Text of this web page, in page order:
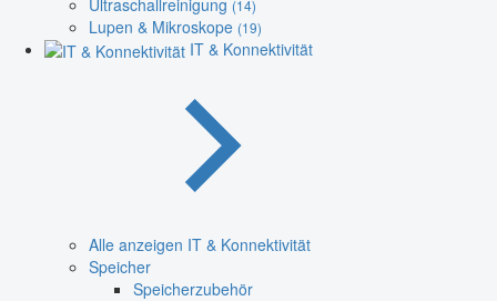
(14)
Lupen & Mikroskope (19)
IT & Konnektivität
Alle anzeigen IT & Konnektivität
Speicher
Speicherzubehör